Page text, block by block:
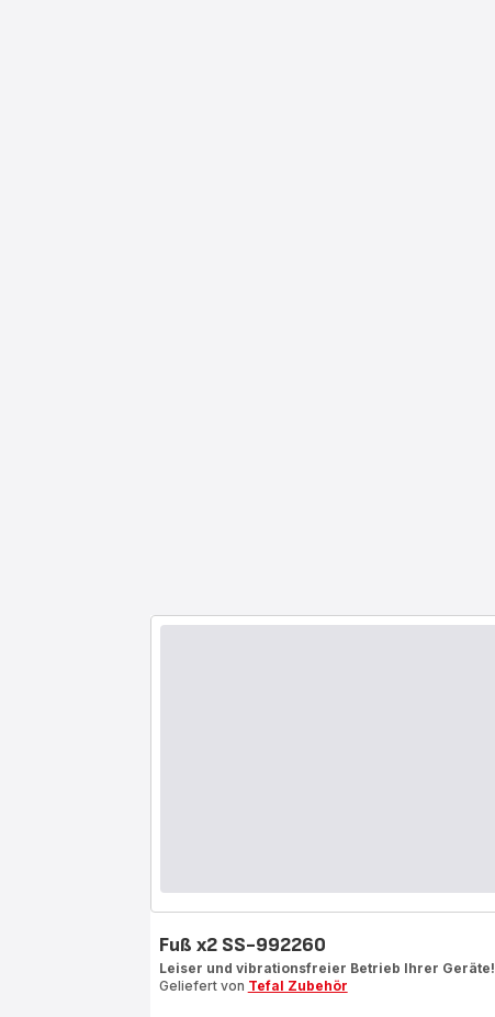
Fuß x2 SS-992260
Leiser und vibrationsfreier Betrieb Ihrer Geräte!
Geliefert von Tefal Zubehör